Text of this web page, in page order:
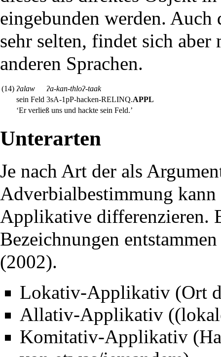
eingebunden werden.
sehr selten, findet sich
anderen Sprachen.
(14) ʔalaw
ʔa-kan-thloʔ-taak
sein Feld 3sA-1pP-hacken-RELINQ.APPL
‘Er verließ uns und hackte sein Feld.’
Unterarten
Je nach Art der als
Adverbialbestimmung kann
Applikative differenzieren.
Bezeichnungen
(2002).
Lokativ-Applikativ (Ort
Allativ-Applikativ
Komitativ-Applikativ